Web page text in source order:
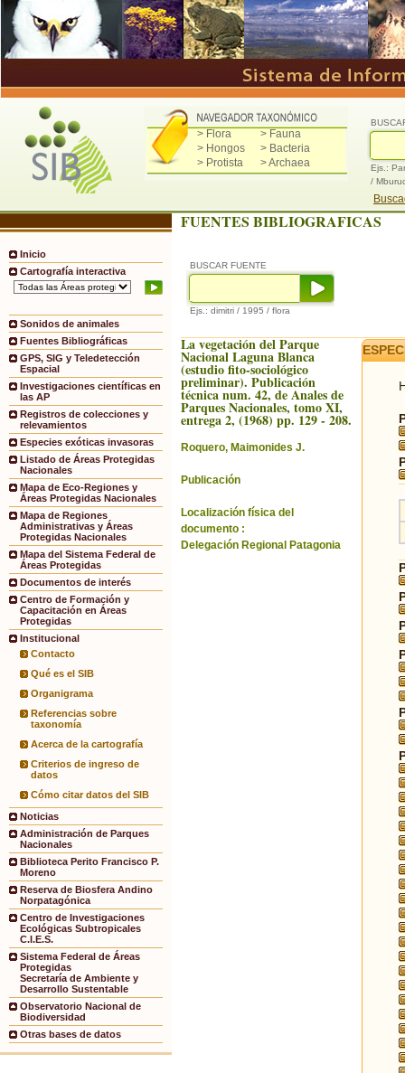
> Flora
> Fauna
> Hongos
> Bacteria
> Protista
> Archaea
Ejs.:
/
Inicio
Cartografía interactiva
Sonidos de animales
Fuentes Bibliográficas
GPS, SIG y Teledetección
Espacial
Investigaciones científicas en
las AP
Registros de colecciones y
relevamientos
Especies exóticas invasoras
Listado de Áreas Protegidas
Nacionales
Mapa de Eco-Regiones y
Áreas Protegidas Nacionales
Mapa de Regiones
Administrativas y Áreas
Protegidas Nacionales
Mapa del Sistema Federal de
Áreas Protegidas
Documentos de interés
Centro de Formación y
Capacitación en Áreas
Protegidas
Institucional
Contacto
Qué es el SIB
Organigrama
Referencias sobre
taxonomía
Acerca de la cartografía
Criterios de ingreso de
datos
Cómo citar datos del SIB
Noticias
Administración de Parques
Nacionales
Biblioteca Perito Francisco P.
Moreno
Reserva de Biosfera Andino
Norpatagónica
Centro de Investigaciones
Ecológicas Subtropicales
C.I.E.S.
Sistema Federal de Áreas
Protegidas
Secretaría de Ambiente y
Desarrollo Sustentable
Observatorio Nacional de
Biodiversidad
Otras bases de datos
FUENTES BIBLIOGRAFICAS
BUSCAR FUENTE
Ejs.: dimitri / 1995 / flora
La vegetación del Parque
Nacional Laguna Blanca
(estudio fito-sociológico
preliminar). Publicación
técnica num. 42, de Anales de
Parques Nacionales, tomo XI,
entrega 2, (1968) pp. 129 - 208.
Roquero, Maimonides J.
Publicación
Localización física del
documento :
Delegación Regional Patagonia